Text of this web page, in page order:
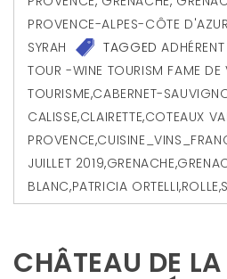
PROVENCE-ALPES-CÔTE D'AZUR
SYRAH
TAGGED
TOUR -WINE TOURISM FAME DE
TOURISME,CABERNET-
CALISSE,CLAIRETTE,COTEAUX
PROVENCE,
JUILLET 2019,GRENACHE,
BLANC,PATRICIA ORTELLI,ROLLE,
CHÂTEAU DE